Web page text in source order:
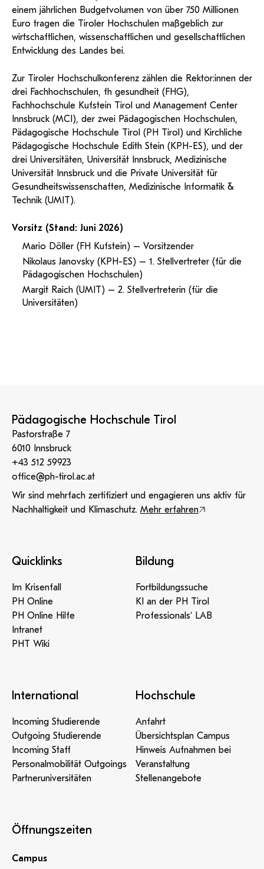
einem jährlichen Budgetvolumen von über 750 Millionen
Euro tragen die Tiroler Hochschulen maßgeblich zur
wirtschaftlichen, wissenschaftlichen und gesellschaftlichen
Entwicklung des Landes bei.
Zur Tiroler Hochschulkonferenz zählen die Rektor:innen der
drei Fachhochschulen, fh gesundheit (FHG),
Fachhochschule Kufstein Tirol und Management Center
Innsbruck (MCI), der zwei Pädagogischen Hochschulen,
Pädagogische Hochschule Tirol (PH Tirol) und Kirchliche
Pädagogische Hochschule Edith Stein (KPH-ES), und der
drei Universitäten, Universität Innsbruck, Medizinische
Universität Innsbruck und die Private Universität für
Gesundheitswissenschaften, Medizinische Informatik &
Technik (UMIT).
Vorsitz (Stand: Juni 2026)
Mario Döller (FH Kufstein) – Vorsitzender
Nikolaus Janovsky (KPH-ES) – 1. Stellvertreter (für die
Pädagogischen Hochschulen)
Margit Raich (UMIT) – 2. Stellvertreterin (für die
Universitäten)
Pädagogische Hochschule Tirol
Pastorstraße 7
6010 Innsbruck
+43 512 59923
office@ph-tirol.ac.at
Wir sind mehrfach zertifiziert und engagieren uns aktiv für
Nachhaltigkeit und Klimaschutz. Mehr erfahren
Quicklinks
Im Krisenfall
PH Online
PH Online Hilfe
Intranet
PHT Wiki
Bildung
Fortbildungssuche
KI an der PH Tirol
Professionals‘ LAB
International
Incoming Studierende
Outgoing Studierende
Incoming Staff
Personalmobilität Outgoings
Partneruniversitäten
Hochschule
Anfahrt
Übersichtsplan Campus
Hinweis Aufnahmen bei
Veranstaltung
Stellenangebote
Öffnungszeiten
Campus
recherchierte Kurzvideos und
Dokumentationen in
öffentlich-rechtlicher Qualität.
Support
wissenschaftlichen Arbeiten
Anleitung
Antragsformular
Konto
Web-basiertes Tool zum
sicheren Versand großer
Dateien.
ServiceWebHilfe
BA/MA Anträge,
Forschungsanträge, Formulare,
…
Support-Webadmin
PH Online Hilfe
Hilfe & Support
Bitte kontaktieren Sie unsere Mitarbeiter:innen nicht über
die persönliche Mailadresse, sondern über den oben
angegebenen Hilfebutton.
Service
Ideen und Verbesserungen Campus
Login Webredaktion